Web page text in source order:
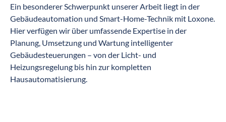
Ein besonderer Schwerpunkt unserer Arbeit liegt in der
Gebäudeautomation und Smart-Home-Technik mit Loxone.
Hier verfügen wir über umfassende Expertise in der
Planung, Umsetzung und Wartung intelligenter
Gebäudesteuerungen – von der Licht- und
Heizungsregelung bis hin zur kompletten
Hausautomatisierung.